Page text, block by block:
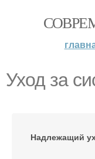
Уход за
Надлежащий